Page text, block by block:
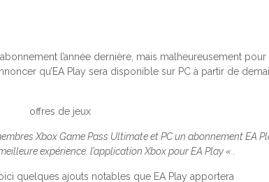
l’année dernière, mais malheureusement pour
qu’EA Play sera disponible sur PC à partir de
Xbox Game Pass Ultimate et PC un abonnement EA
expérience. l’application Xbox pour EA Play « .
quelques ajouts notables que EA Play apportera